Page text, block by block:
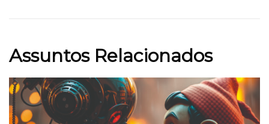
Assuntos Relacionados